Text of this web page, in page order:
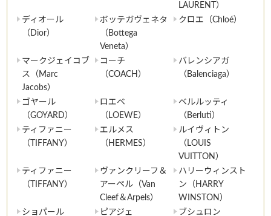
LAURENT）
ディオール
（Dior）
ボッテガヴェネタ
（Bottega
Veneta）
クロエ（Chloé）
マークジェイコブ
ス（Marc
Jacobs）
コーチ
（COACH）
バレンシアガ
（Balenciaga）
ゴヤール
（GOYARD）
ロエベ
（LOEWE）
ベルルッティ
（Berluti）
ティファニー
（TIFFANY）
エルメス
（HERMES）
ルイヴィトン
（LOUIS
VUITTON）
ティファニー
（TIFFANY）
ヴァンクリーフ＆
アーペル（Van
Cleef＆Arpels）
ハリーウィンスト
ン（HARRY
WINSTON）
ショパール
ピアジェ
ブシュロン